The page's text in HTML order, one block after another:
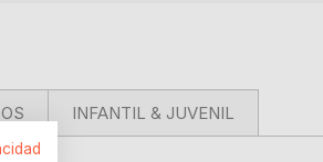
INFANTIL & JUVENIL